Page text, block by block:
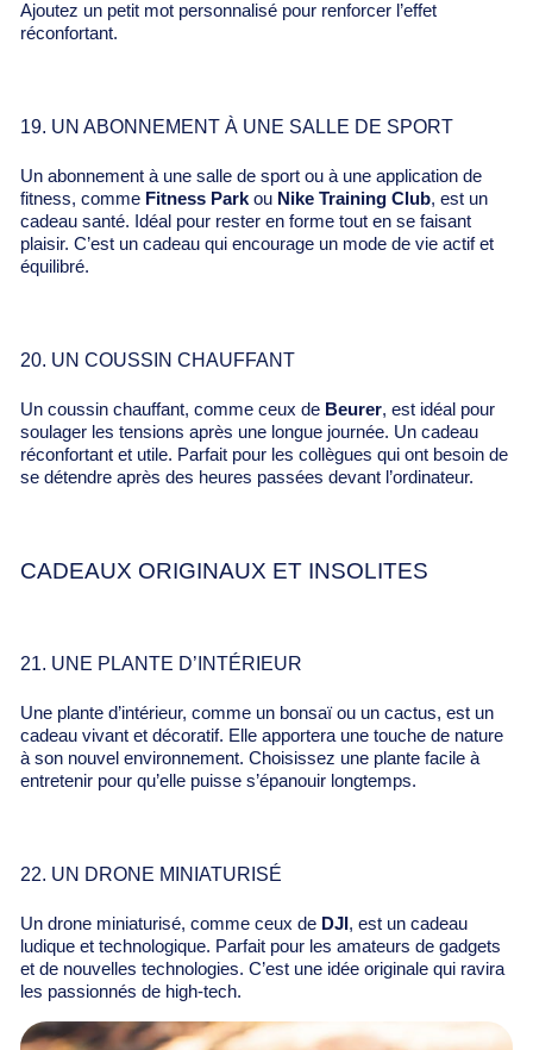
Ajoutez un petit mot personnalisé pour renforcer l’effet
réconfortant.
19. UN ABONNEMENT À UNE SALLE DE SPORT
Un abonnement à une salle de sport ou à une application de
fitness, comme Fitness Parkou Nike Training Club, est un
cadeau santé. Idéal pour rester en forme tout en se faisant
plaisir. C’est un cadeau qui encourage un mode de vie actif et
équilibré.
20. UN COUSSIN CHAUFFANT
Un coussin chauffant, comme ceux de Beurer, est idéal pour
soulager les tensions après une longue journée. Un cadeau
réconfortant et utile. Parfait pour les collègues qui ont besoin de
se détendre après des heures passées devant l’ordinateur.
CADEAUX ORIGINAUX ET INSOLITES
21. UNE PLANTE D’INTÉRIEUR
Une plante d’intérieur, comme un bonsaï ou un cactus, est un
cadeau vivant et décoratif. Elle apportera une touche de nature
à son nouvel environnement. Choisissez une plante facile à
entretenir pour qu’elle puisse s’épanouir longtemps.
22. UN DRONE MINIATURISÉ
Un drone miniaturisé, comme ceux de DJI , est un cadeau
ludique et technologique. Parfait pour les amateurs de gadgets
et de nouvelles technologies. C’est une idée originale qui ravira
les passionnés de high-tech.